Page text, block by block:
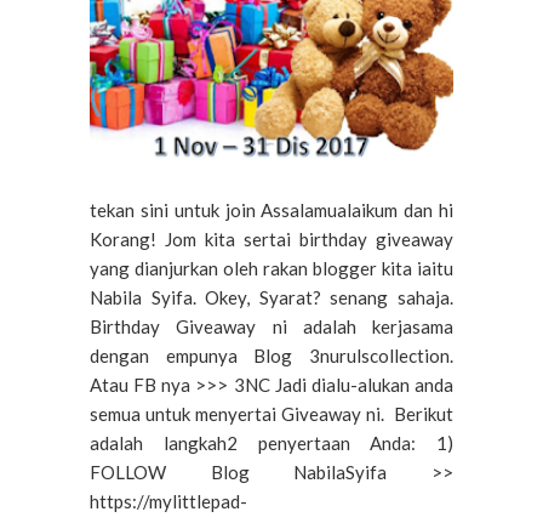
tekan sini untuk join Assalamualaikum dan hi
Korang! Jom kita sertai birthday giveaway
yang dianjurkan oleh rakan blogger kita iaitu
Nabila Syifa. Okey, Syarat? senang sahaja.
Birthday Giveaway ni adalah kerjasama
dengan empunya Blog 3nurulscollection.
Atau FB nya >>> 3NC Jadi dialu-alukan anda
semua untuk menyertai Giveaway ni. Berikut
adalah langkah2 penyertaan Anda: 1)
FOLLOW Blog NabilaSyifa >>
https://mylittlepad-